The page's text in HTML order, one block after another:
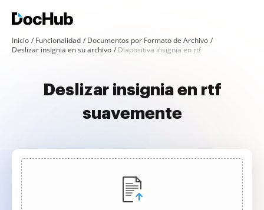
Inicio Funcionalidad
Documentos por Formato de Archivo
Deslizar insignia en su archivo
Diapositiva insignia en rtf
Deslizar insignia en rtf
suavemente